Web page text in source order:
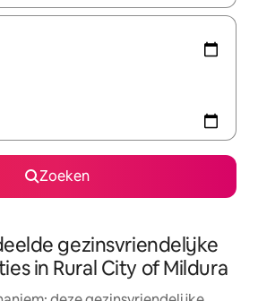
Zoeken
gezinsvriendelijke
in Rural City of Mildura